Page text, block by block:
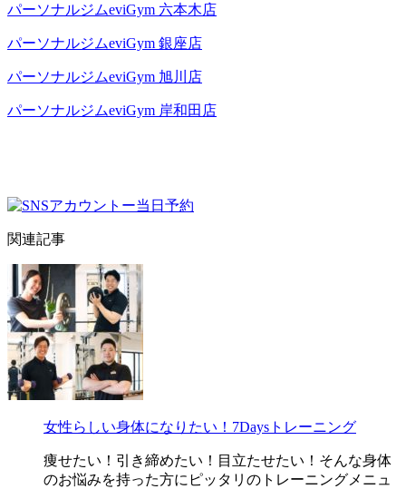
パーソナルジムeviGym 六本木店
パーソナルジムeviGym 銀座店
パーソナルジムeviGym 旭川店
パーソナルジムeviGym 岸和田店
関連記事
女性らしい身体になりたい！7Daysトレーニング
痩せたい！引き締めたい！目立たせたい！そんな身体
のお悩みを持った方にピッタリのトレーニングメニュ